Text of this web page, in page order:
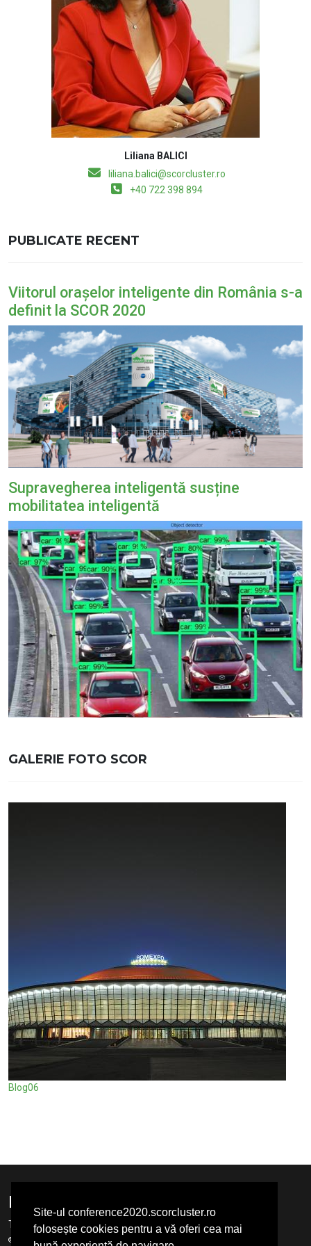
Site-ul conference2020.scorcluster.ro
folosește cookies pentru a vă oferi cea mai
Liliana BALICI
liliana.balici@scorcluster.ro
+40 722 398 894
PUBLICATE RECENT
Viitorul orașelor inteligente din România s-a
definit la SCOR 2020
Supravegherea inteligentă susține
mobilitatea inteligentă
GALERIE FOTO SCOR
Blog06
Footer links
Termeni GDPR
© SCoR Cluster 2020 ∴ Dezvoltat de Prompt Systems